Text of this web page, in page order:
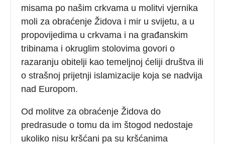
misama po našim crkvama u molitvi vjernika
moli za obraćenje Židova i mir u svijetu, a u
propovijedima u crkvama i na građanskim
tribinama i okruglim stolovima govori o
razaranju obitelji kao temeljnoj ćeliji društva ili
o strašnoj prijetnji islamizacije koja se nadvija
nad Europom.
Od molitve za obraćenje Židova do
predrasude o tomu da im štogod nedostaje
ukoliko nisu kršćani pa su kršćanima